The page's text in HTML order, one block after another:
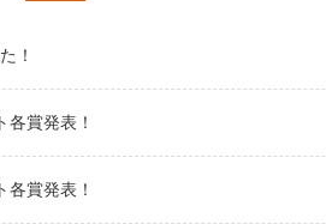
！
賞発表！
賞発表！